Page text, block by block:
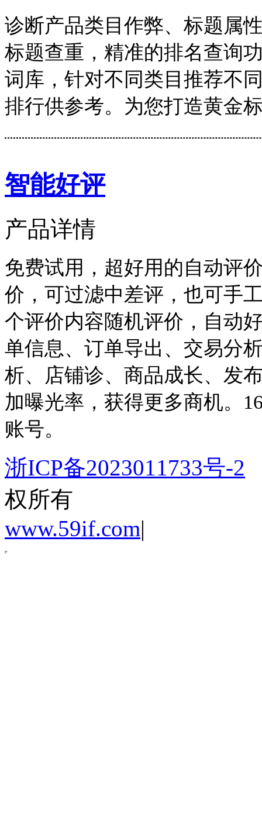
诊断产品类目作弊、标题属
标题查重，精准的排名查询
词库，针对不同类目推荐不
排行供参考。为您打造黄金
智能好评
产品详情
免费试用，超好用的自动评
价，可过滤中差评，也可手
个评价内容随机评价，自动
单信息、订单导出、交易分
析、店铺诊、商品成长、发
加曝光率，获得更多商机。
账号。
浙ICP备2023011733号-2
权所有
www.59if.com|